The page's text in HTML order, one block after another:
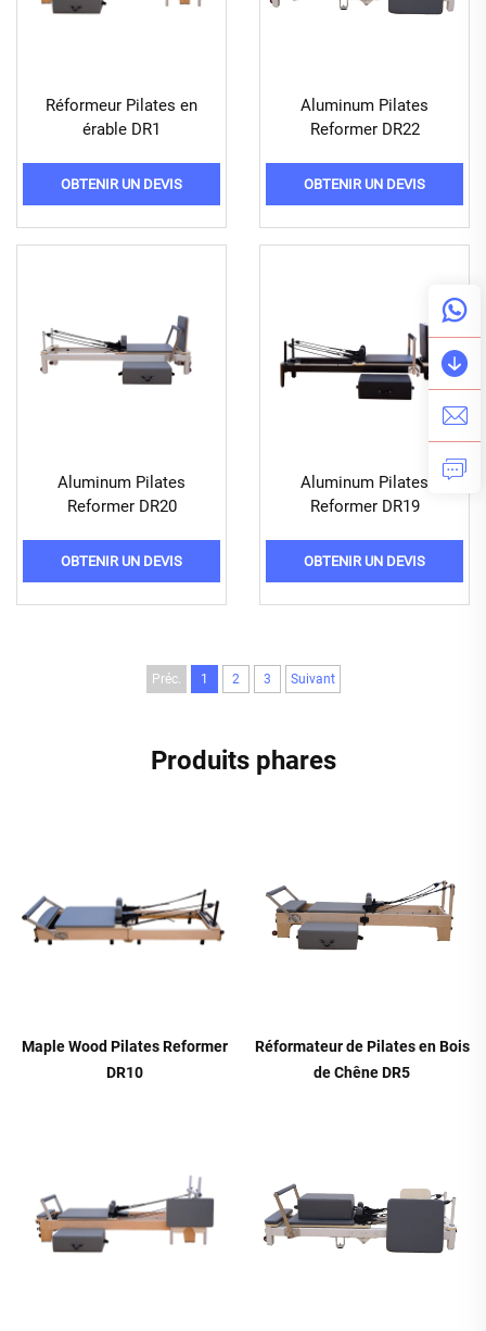
Réformeur Pilates en
érable DR1
OBTENIR UN DEVIS
Aluminum Pilates
Reformer DR22
OBTENIR UN DEVIS
Aluminum Pilates
Reformer DR20
OBTENIR UN DEVIS
Aluminum Pilates
Reformer DR19
OBTENIR UN DEVIS
Préc. 1 2 3 Suivant
Produits phares
Maple Wood Pilates Reformer
DR10
Réformateur de Pilates en Bois
de Chêne DR5